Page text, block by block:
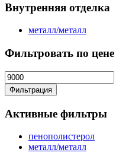
Внутренняя отделка
металл/металл
Фильтровать по цене
Минимальная
цена
Фильтрация
Активные фильтры
пенополистерол
металл/металл